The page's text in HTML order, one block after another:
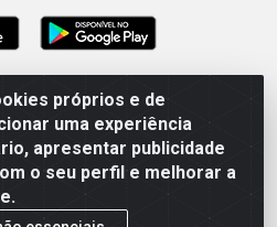
próprios e de
uma experiência
apresentar publicidade
o seu perfil e melhorar a
Professor Caldas Filho, 291 -
CEP: 50771-335 - CNPJ
0001-23